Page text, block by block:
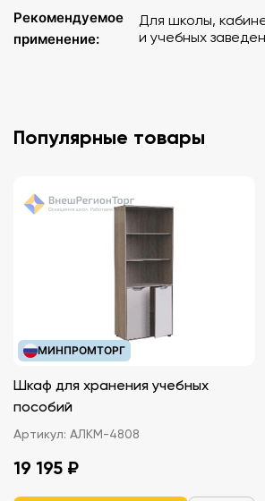
Рекомендуемое
применение:
Для школы,
и учебных
Популярные товары
МИНПРОМТОРГ
Шкаф для хранения учебных
пособий
Артикул: АЛКМ-4808
19 195 ₽